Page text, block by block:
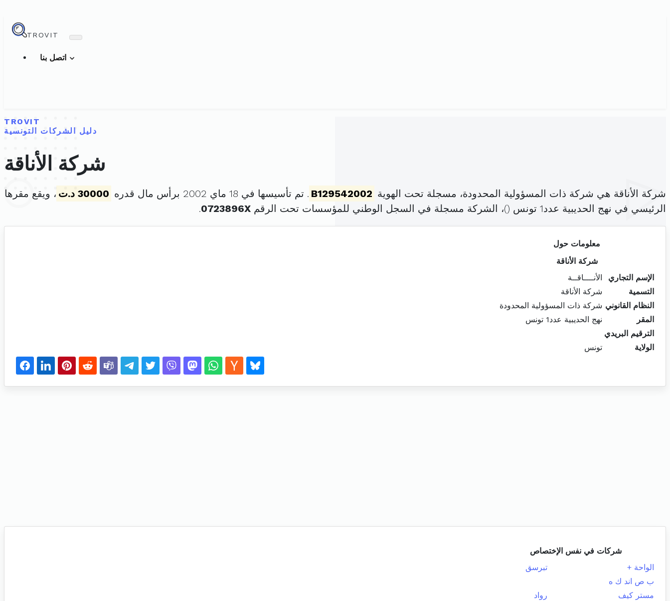
TROVIT
TROVIT
دليل الشركات التونسية
شركة الأناقة
شركة الأناقة هي شركة ذات المسؤولية المحدودة، مسجلة تحت الهوية B129542002 . تم تأسيسها في 18 ماي 2002 برأس مال قدره 30000 د.ت
، ويقع مقرها
الرئيسي في نهج الحديبية عدد1 تونس (
)، الشركة مسجلة في السجل الوطني للمؤسسات تحت الرقم 0723896X
.
معلومات حول
شركة الأناقة
الإسم التجاري
الأنــــاقــة
التسمية
شركة الأناقة
النظام القانوني شركة ذات المسؤولية المحدودة
المقر
نهج الحديبية عدد1 تونس
الترقيم البريدي
الولاية
تونس
شركات في نفس الإختصاص
الواحة +
تبرسق
ب ص اند ك ه
مستر كيف
رواد